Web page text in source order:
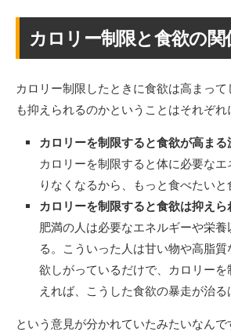
カロリー制限と食欲の関
カロリー制限したときに食欲は高まって
も抑えられるのかということはそれぞれ
カロリーを制限すると食欲が高まる
カロリーを制限すると体に必要な
りなくなるから、もっと食べたいと
カロリーを制限すると食欲は抑えら
肥満の人は必要なエネルギーや栄
る。こういった人は甘い物や高脂
欲しがっているだけで、カロリー
えれば、こうした食欲の暴走が治る
という意見が分かれていたみたいなんで